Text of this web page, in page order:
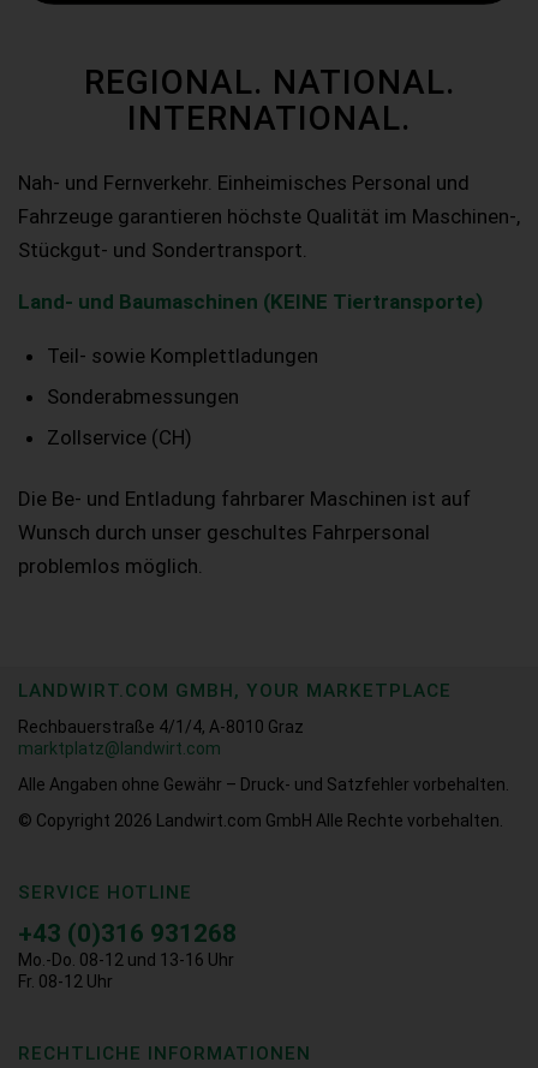
REGIONAL. NATIONAL.
INTERNATIONAL.
Nah- und Fernverkehr. Einheimisches Personal und
Fahrzeuge garantieren höchste Qualität im Maschinen-,
Stückgut- und Sondertransport.
Land- und Baumaschinen (KEINE Tiertransporte)
Teil- sowie Komplettladungen
Sonderabmessungen
Zollservice (CH)
Die Be- und Entladung fahrbarer Maschinen ist auf
Wunsch durch unser geschultes Fahrpersonal
problemlos möglich.
LANDWIRT.COM GMBH, YOUR MARKETPLACE
Rechbauerstraße 4/1/4, A-8010 Graz
marktplatz@landwirt.com
Alle Angaben ohne Gewähr – Druck- und Satzfehler vorbehalten.
© Copyright 2026
Landwirt.com GmbH Alle Rechte vorbehalten.
SERVICE HOTLINE
+43 (0)316 931268
Mo.-Do. 08-12 und 13-16 Uhr
Fr. 08-12 Uhr
RECHTLICHE INFORMATIONEN